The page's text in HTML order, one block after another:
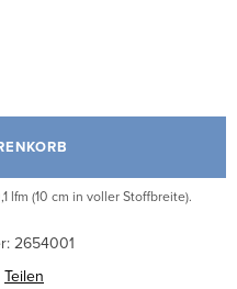
lfm (10 cm in voller Stoffbreite).
2654001
Teilen